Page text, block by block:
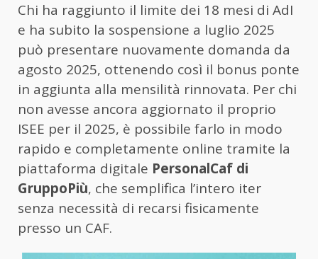
Chi ha raggiunto il limite dei 18 mesi di AdI
e ha subito la sospensione a luglio 2025
può presentare nuovamente domanda da
agosto 2025, ottenendo così il bonus ponte
in aggiunta alla mensilità rinnovata. Per chi
non avesse ancora aggiornato il proprio
ISEE per il 2025, è possibile farlo in modo
rapido e completamente online tramite la
piattaforma digitale PersonalCaf di
GruppoPiù, che semplifica l’intero iter
senza necessità di recarsi fisicamente
presso un CAF.